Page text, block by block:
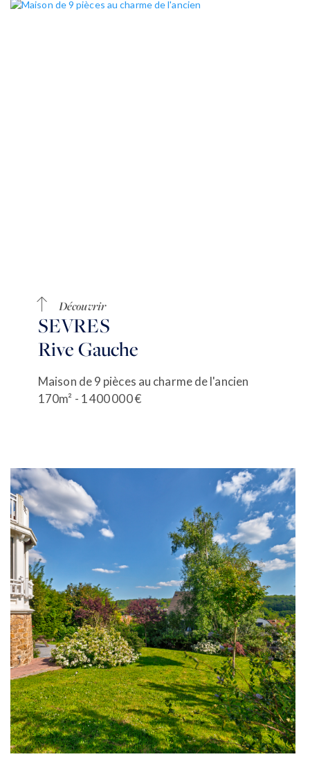
Découvrir
SEVRES
Rive Gauche
Maison de 9 pièces au charme de l'ancien
170m² - 1 400 000 €